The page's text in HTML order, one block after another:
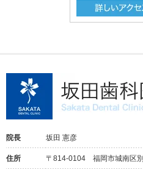
院長 坂田 憲彦
住所 〒814-0104 福岡市城南区